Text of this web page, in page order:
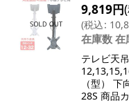
9,819円
(税込:
在庫数 在
テレビ天
（型）
28S 商品